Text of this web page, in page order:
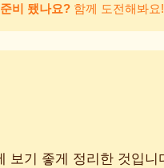
준비 됐나요? 함께 도전해봐요
보기 좋게 정리한 것입